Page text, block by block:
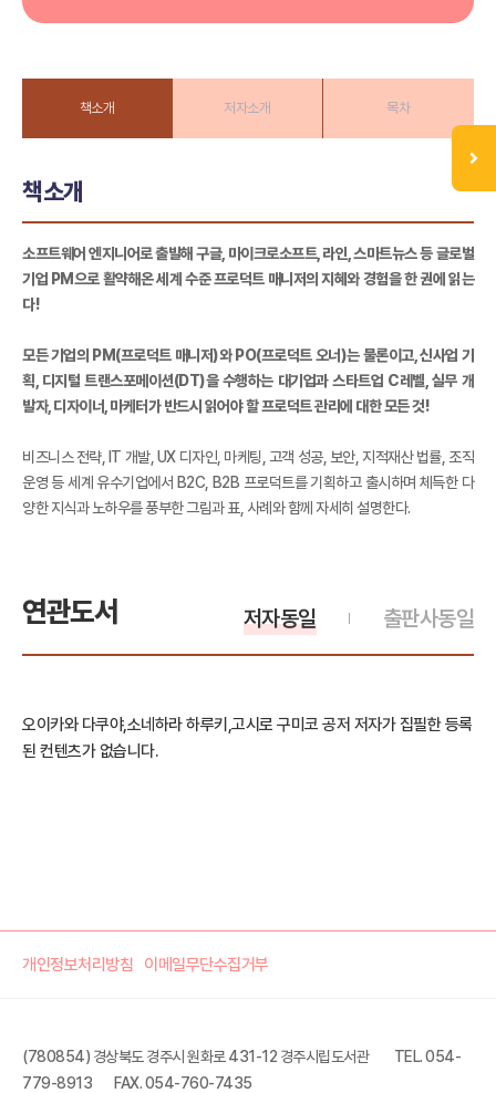
책소개 저자소개 목차
책소개
소프트웨어 엔지니어로 출발해 구글, 마이크로소프트, 라인, 스마트뉴스 등 글로벌
기업 PM으로 활약해온 세계 수준 프로덕트 매니저의 지혜와 경험을 한 권에 읽는
다!
모든 기업의 PM(프로덕트 매니저)와 PO(프로덕트 오너)는 물론이고, 신사업 기
획, 디지털 트랜스포메이션(DT)을 수행하는 대기업과 스타트업 C레벨, 실무 개
발자, 디자이너, 마케터가 반드시 읽어야 할 프로덕트 관리에 대한 모든 것!
비즈니스 전략, IT 개발, UX 디자인, 마케팅, 고객 성공, 보안, 지적재산 법률, 조직
운영 등 세계 유수기업에서 B2C, B2B 프로덕트를 기획하고 출시하며 체득한 다
양한 지식과 노하우를 풍부한 그림과 표, 사례와 함께 자세히 설명한다.
연관도서 출판사동일
저자동일
오이카와 다쿠야,소네하라 하루키,고시로 구미코 공저 저자가 집필한 등록
된 컨텐츠가 없습니다.
개인정보처리방침 이메일무단수집거부
(780854) 경상북도 경주시 원화로 431-12 경주시립도서관
TEL. 054-
779-8913
FAX. 054-760-7435